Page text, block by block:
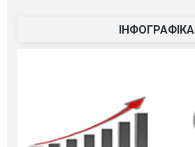
ІНФОГРАФІКА